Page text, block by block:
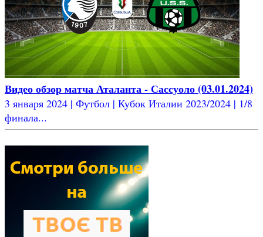
Видео обзор матча Аталанта - Сассуоло (03.01.2024)
3 января 2024 | Футбол | Кубок Италии 2023/2024 | 1/8
финала...